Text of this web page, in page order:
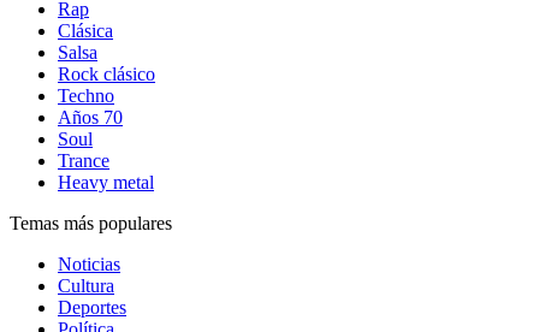
Rap
Clásica
Salsa
Rock clásico
Techno
Años 70
Soul
Trance
Heavy metal
Temas más populares
Noticias
Cultura
Deportes